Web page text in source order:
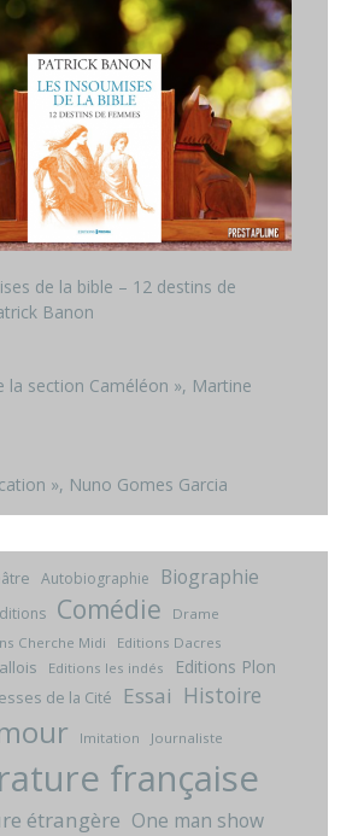
de la bible – 12 destins de
Banon
la section Caméléon », Martine
», Nuno Gomes Garcia
Autobiographie Biographie
Comédie
Drame
Cherche Midi
Editions Dacres
Editions les indés Editions Plon
de la Cité Essai Histoire
Imitation Journaliste
française
étrangère One man show